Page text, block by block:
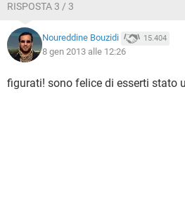
RISPOSTA 3 / 3
Noureddine Bouzidi 15.404
8 gen 2013 alle 12:26
figurati! sono felice di esserti stato